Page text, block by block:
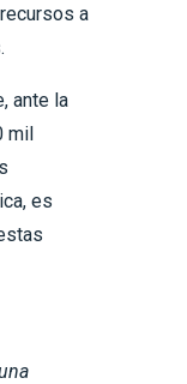
a
ante la
mil
es